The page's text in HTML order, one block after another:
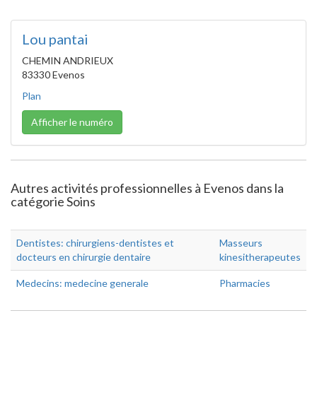
Lou pantai
CHEMIN ANDRIEUX
83330 Evenos
Plan
Afficher le numéro
Autres activités professionnelles à Evenos dans la
catégorie Soins
Dentistes: chirurgiens-dentistes et
docteurs en chirurgie dentaire
Masseurs
kinesitherapeutes
Medecins: medecine generale Pharmacies